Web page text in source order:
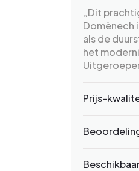
„Dit
Domènech
als de
het
Prijs-